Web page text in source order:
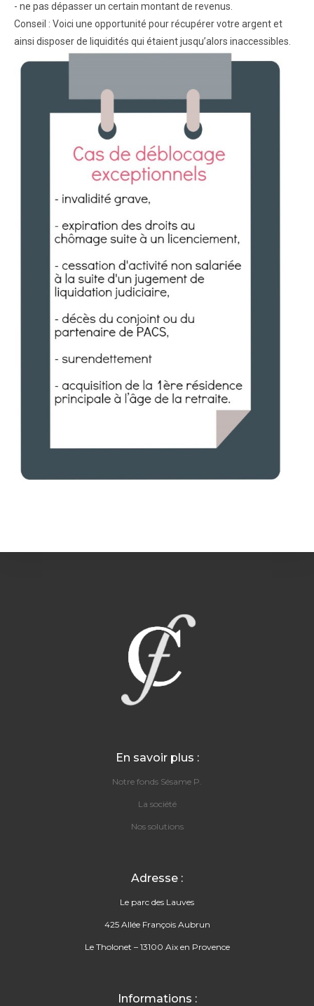
- ne pas dépasser un certain montant de revenus.
Conseil : Voici une opportunité pour récupérer votre argent et
ainsi disposer de liquidités qui étaient jusqu’alors inaccessibles.
En savoir plus :
Notre fonds Sésame P.
La société
Nos solutions
Adresse :
Le parc des Lauves
425 Allée François Aubrun
Le Tholonet – 13100 Aix en Provence
Informations :